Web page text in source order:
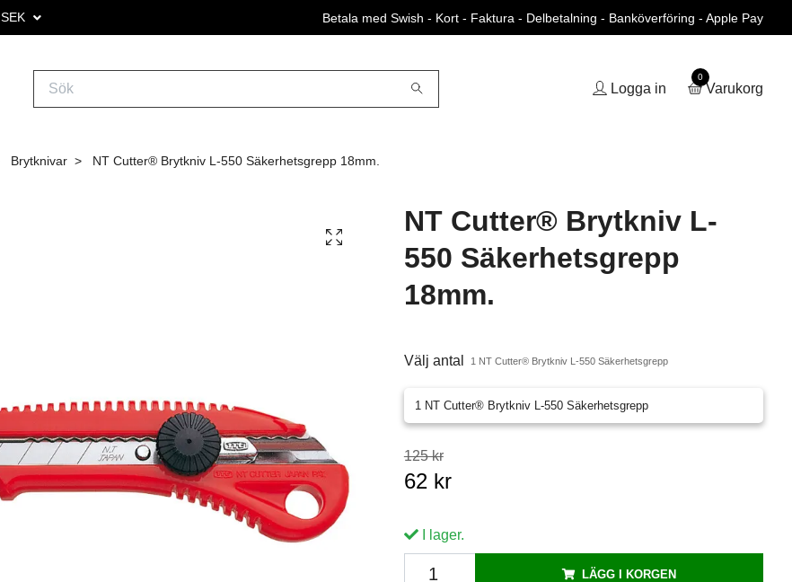
SEK Betala med Swish - Kort - Faktura - Delbetalning - Banköverföring - Apple Pay
Logga in
0
Varukorg
Brytknivar NT Cutter® Brytkniv L-550 Säkerhetsgrepp 18mm.
NT Cutter® Brytkniv L-
550 Säkerhetsgrepp
18mm.
Välj antal 1 NT Cutter® Brytkniv L-550 Säkerhetsgrepp
1 NT Cutter® Brytkniv L-550 Säkerhetsgrepp
125 kr
62 kr
I lager.
LÄGG I KORGEN